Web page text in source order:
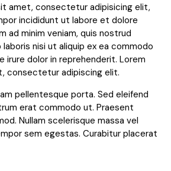
amet, consectetur adipisicing elit,
incididunt ut labore et dolore
ad minim veniam, quis nostrud
nisi ut aliquip ex ea commodo
irure dolor in reprehenderit. Lorem
consectetur adipiscing elit.
pellentesque porta. Sed eleifend
erat commodo ut. Praesent
Nullam scelerisque massa vel
sem egestas. Curabitur placerat